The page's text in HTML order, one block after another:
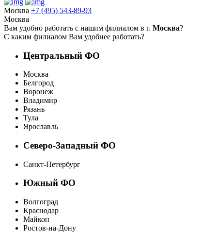
Москва +7 (495) 543-89-93
Москва
Вам удобно работать с нашим филиалом в г. Москва?
С каким филиалом Вам удобнее работать?
Центральный ФО
Москва
Белгород
Воронеж
Владимир
Рязань
Тула
Ярославль
Северо-Западный ФО
Санкт-Петербург
Южный ФО
Волгоград
Краснодар
Майкоп
Ростов-на-Дону